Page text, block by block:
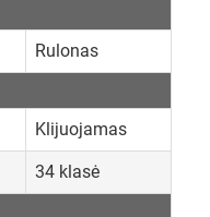
Rulonas
Klijuojamas
34 klasė